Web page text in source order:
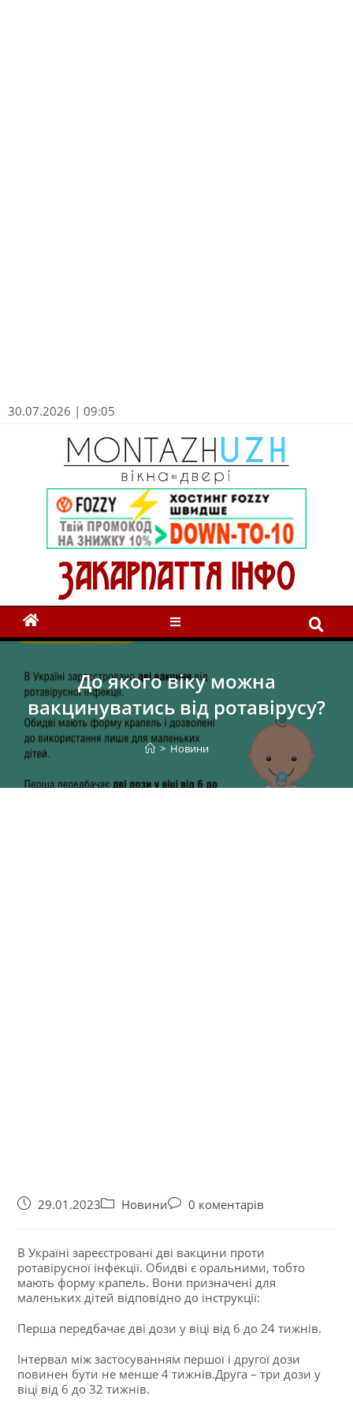
30.07.2026 | 09:05
До якого віку можна
вакцинуватись від ротавірусу?
> Новини
29.01.2023 Новини 0 коментарів
В Україні зареєстровані дві вакцини проти
ротавірусної інфекції. Обидві є оральними, тобто
мають форму крапель. Вони призначені для
маленьких дітей відповідно до інструкції:
Перша передбачає дві дози у віці від 6 до 24 тижнів.
Інтервал між застосуванням першої і другої дози
повинен бути не менше 4 тижнів.Друга – три дози у
віці від 6 до 32 тижнів.